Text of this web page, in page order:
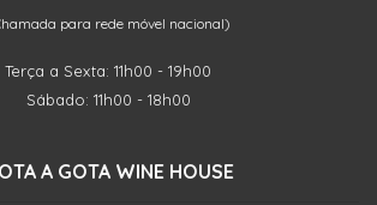
para rede móvel nacional)
Terça a Sexta: 11h00 - 19h00
Sábado: 11h00 - 18h00
A GOTA WINE HOUSE